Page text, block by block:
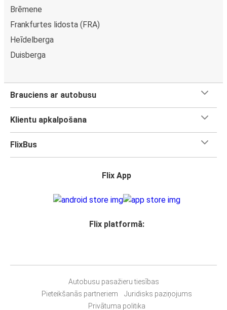
Brēmene
Frankfurtes lidosta (FRA)
Heīdelberga
Duisberga
Brauciens ar autobusu
Klientu apkalpošana
FlixBus
Flix App
Flix platformā:
Autobusu pasažieru tiesības
Pieteikšanās partneriem
Juridisks paziņojums
Privātuma politika